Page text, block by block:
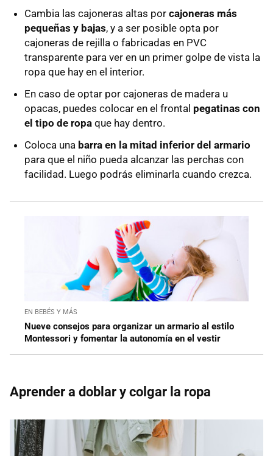
Cambia las cajoneras altas por cajoneras más
pequeñas y bajas, y a ser posible opta por
cajoneras de rejilla o fabricadas en PVC
transparente para ver en un primer golpe de vista la
ropa que hay en el interior.
En caso de optar por cajoneras de madera u
opacas, puedes colocar en el frontal pegatinas con
el tipo de ropa que hay dentro.
Coloca una barra en la mitad inferior del armario
para que el niño pueda alcanzar las perchas con
facilidad. Luego podrás eliminarla cuando crezca.
EN BEBÉS Y MÁS
Nueve consejos para organizar un armario al estilo
Montessori y fomentar la autonomía en el vestir
Aprender a doblar y colgar la ropa